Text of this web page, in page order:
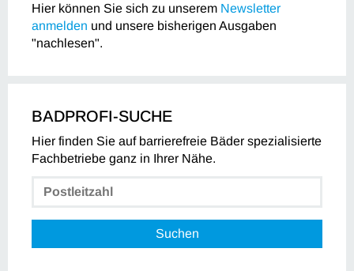
Hier können Sie sich zu unserem Newsletter
anmelden und unsere bisherigen Ausgaben
"nachlesen".
BADPROFI-SUCHE
Hier finden Sie auf barrierefreie Bäder spezialisierte
Fachbetriebe ganz in Ihrer Nähe.
Suchen